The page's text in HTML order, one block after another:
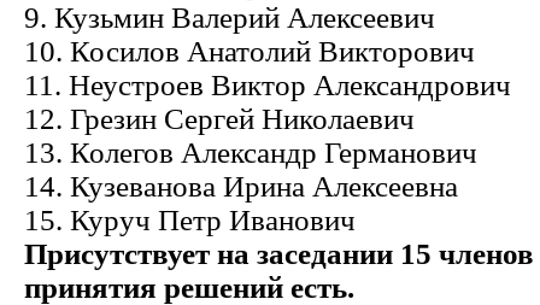
9. Кузьмин Валерий Алексеевич
10. Косилов Анатолий Викторович
11. Неустроев Виктор Александрович
12. Грезин Сергей Николаевич
13. Колегов Александр Германович
14. Кузеванова Ирина Алексеевна
15. Куруч Петр Иванович
Присутствует на заседании 15
принятия решений есть.